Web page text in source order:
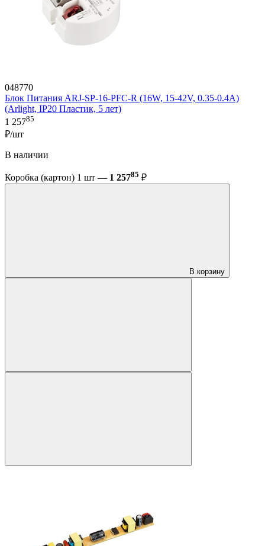
048770
Блок Питания ARJ-SP-16-PFC-R (16W, 15-42V, 0.35-0.4A)
(Arlight, IP20 Пластик, 5 лет)
1 25785
₽/шт
В наличии
Коробка (картон) 1 шт — 1 25785 ₽
В корзину